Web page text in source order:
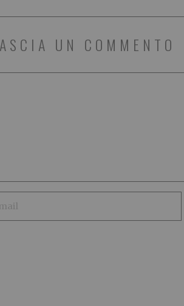
UN COMMENTO